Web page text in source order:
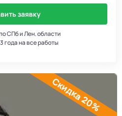
заявку
СПб и Лен. области
года на все работы
Скидка 20%